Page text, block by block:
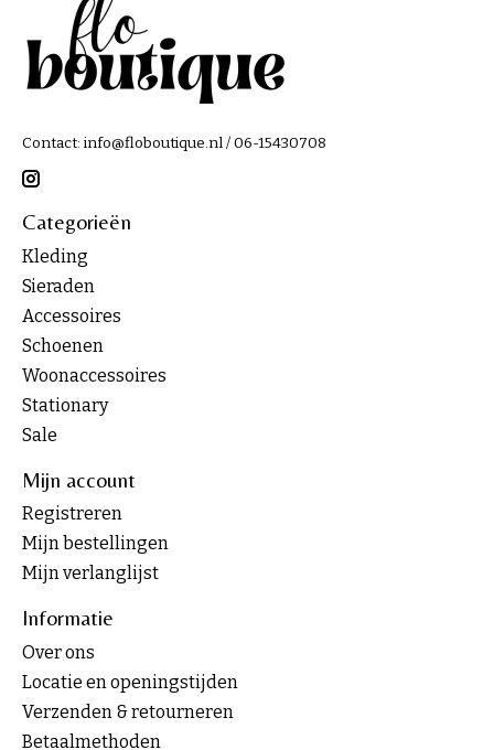
Contact: info@floboutique.nl/ 06-15430708
Categorieën
Kleding
Sieraden
Accessoires
Schoenen
Woonaccessoires
Stationary
Sale
Mijn account
Registreren
Mijn bestellingen
Mijn verlanglijst
Informatie
Over ons
Locatie en openingstijden
Verzenden & retourneren
Betaalmethoden